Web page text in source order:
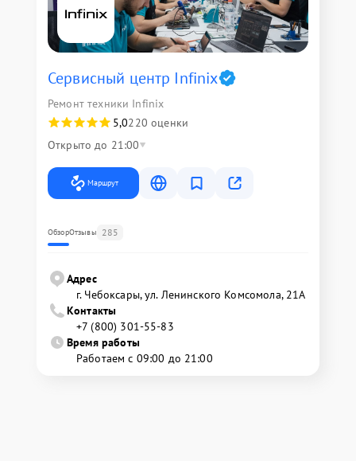
Сервисный центр Infinix
Ремонт техники Infinix
5,0220 оценки
Открыто до 21:00
Маршрут
ОбзорОтзывы 285
Адрес
г. Чебоксары, ул. Ленинского Комсомола, 21А
Контакты
+7 (800) 301-55-83
Время работы
Работаем с 09:00 до 21:00